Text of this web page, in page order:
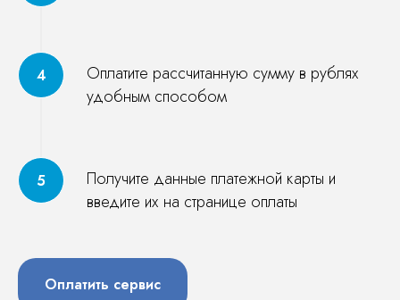
Оплатите рассчитанную сумму в рублях
удобным способом
Получите данные платежной карты и
введите их на странице оплаты
Оплатить сервис